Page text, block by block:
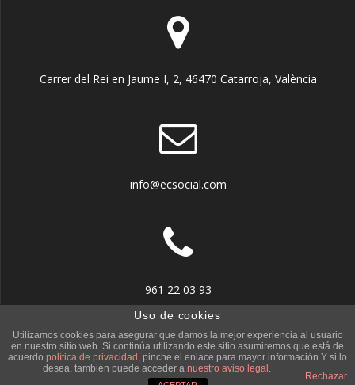
Carrer del Rei en Jaume I, 2, 46470 Catarroja, València
info@ecsocial.com
961 22 03 93
© 2026 . Creado usando WordPress y eltema Mesmerize
Uso de cookies
Utilizamos cookies para asegurar que damos la mejor experiencia al usuario
en nuestro sitio web. Si continúa utilizando este sitio asumiremos que está de
acuerdo.política de privacidad , pinche el enlace para mayor información.Y si lo
desea, también puede acceder a nuestro aviso legal.
Rechazar